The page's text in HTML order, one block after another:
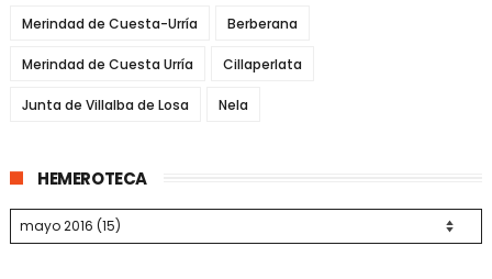
Merindad de Cuesta-Urría Berberana
Merindad de Cuesta Urría Cillaperlata
Junta de Villalba de Losa Nela
HEMEROTECA